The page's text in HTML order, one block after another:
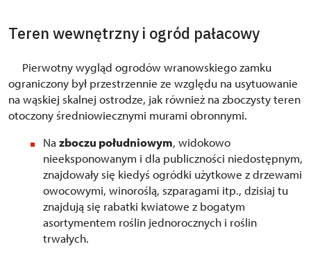
Teren wewnętrzny i ogród pałacowy
Pierwotny wygląd ogrodów wranowskiego zamku
ograniczony był przestrzennie ze względu na usytuowanie
na wąskiej skalnej ostrodze, jak również na zboczysty teren
otoczony średniowiecznymi murami obronnymi.
Na zboczu południowym, widokowo
nieeksponowanym i dla publiczności niedostępnym,
znajdowały się kiedyś ogródki użytkowe z drzewami
owocowymi, winoroślą, szparagami itp., dzisiaj tu
znajdują się rabatki kwiatowe z bogatym
asortymentem roślin jednorocznych i roślin
trwałych.